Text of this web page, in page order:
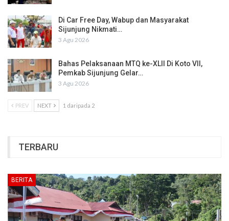
Di Car Free Day, Wabup dan Masyarakat
Sijunjung Nikmati…
3 Agu 2026
Bahas Pelaksanaan MTQ ke-XLII Di Koto VII,
Pemkab Sijunjung Gelar…
3 Agu 2026
PREV NEXT 1 daripada 2
TERBARU
BERITA